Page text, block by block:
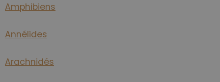
Amphibiens
Annélides
Arachnidés